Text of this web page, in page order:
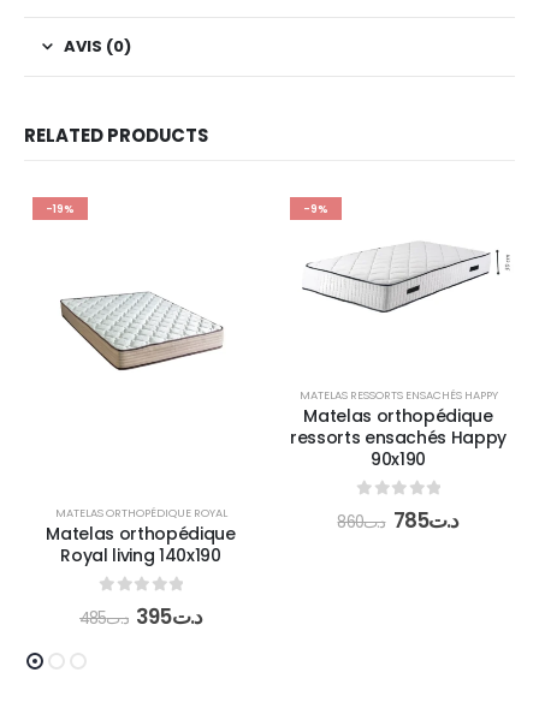
AVIS (0)
RELATED PRODUCTS
-19%
MATELAS ORTHOPÉDIQUE ROYAL
Matelas orthopédique
Royal living 140x190
out of 5
د.ت485 د.ت395
-9%
MATELAS RESSORTS ENSACHÉS HAPPY
Matelas orthopédique
ressorts ensachés Happy
90x190
out of 5
د.ت860 د.ت785